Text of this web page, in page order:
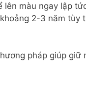
lên màu ngay lập
2-3 năm tùy